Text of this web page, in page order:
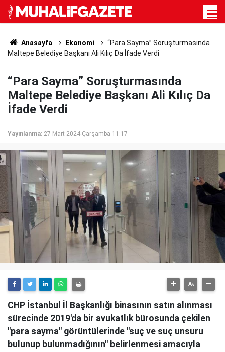
Anasayfa Ekonomi
“Para Sayma” Soruşturmasında
Maltepe Belediye Başkanı Ali Kılıç Da İfade Verdi
“Para Sayma” Soruşturmasında
Maltepe Belediye Başkanı Ali Kılıç Da
İfade Verdi
Yayınlanma: 27 Mart 2024 Çarşamba 11:17
CHP İstanbul İl Başkanlığı binasının satın alınması
sürecinde 2019'da bir avukatlık bürosunda çekilen
"para sayma" görüntülerinde ''suç ve suç unsuru
bulunup bulunmadığının'' belirlenmesi amacıyla